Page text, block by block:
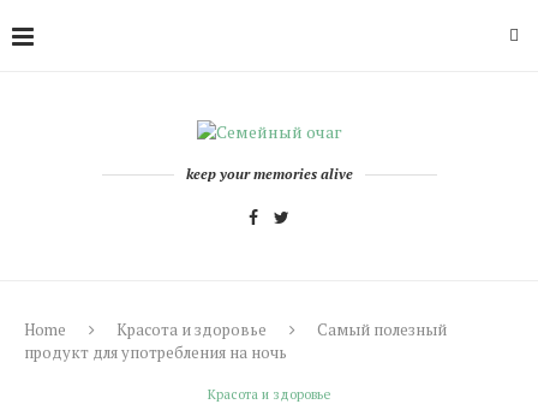
keep your memories alive
Home Красота и здоровье
Самый полезный
продукт для употребления на ночь
Красота и здоровье